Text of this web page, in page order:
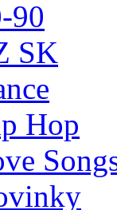
90
SK
Hop